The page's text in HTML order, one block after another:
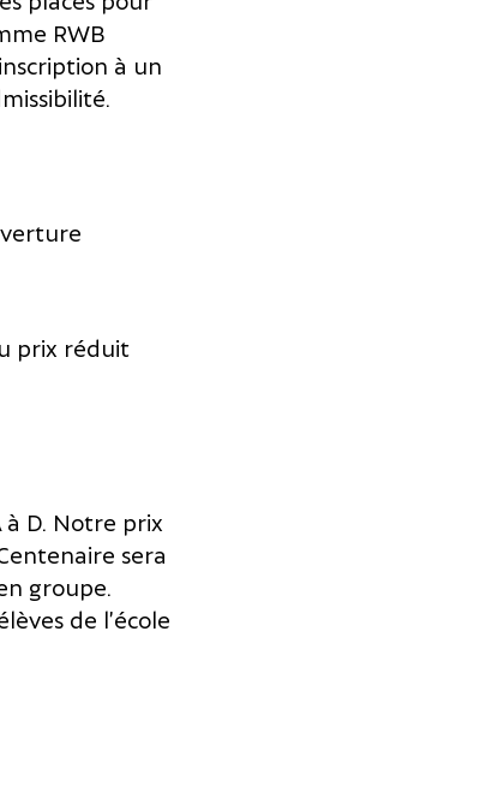
RWB
à un
prix réduit
à D. Notre prix
sera
groupe.
de l’école